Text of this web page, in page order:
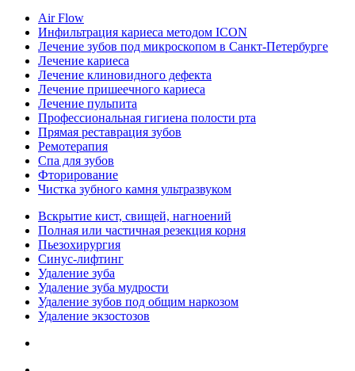
Air Flow
Инфильтрация кариеса методом ICON
Лечение зубов под микроскопом в Санкт-Петербурге
Лечение кариеса
Лечение клиновидного дефекта
Лечение пришеечного кариеса
Лечение пульпита
Профессиональная гигиена полости рта
Прямая реставрация зубов
Ремотерапия
Спа для зубов
Фторирование
Чистка зубного камня ультразвуком
Вскрытие кист, свищей, нагноений
Полная или частичная резекция корня
Пьезохирургия
Синус-лифтинг
Удаление зуба
Удаление зуба мудрости
Удаление зубов под общим наркозом
Удаление экзостозов